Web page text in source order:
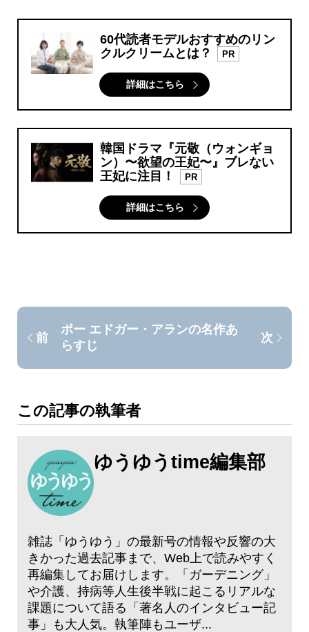
60代読者モデルおすすめのリン
クルクリームとは？
PR
詳細はこちら
韓国ドラマ『元敬（ウォンギョ
ン）〜欲望の王妃〜』ブレない
王妃に注目！
PR
詳細はこちら
前
ポー エドガー・アランの名作あ
らすじ
次
この記事の執筆者
ゆうゆうtime編集部
雑誌「ゆうゆう」の最新号の情報や反響の大
きかった過去記事まで、Web上で読みやすく
再編集してお届けします。「ガーデニング」
や介護、持病等人生後半戦に起こるリアルな
課題について語る「著名人のインタビュー記
事」も大人気。執筆陣もユーザ...